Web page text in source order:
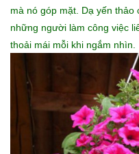
mà nó góp mặt. Dạ yến thảo
những người làm công việc
thoải mái mỗi khi ngắm nhìn.